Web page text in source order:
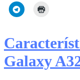
Galaxy